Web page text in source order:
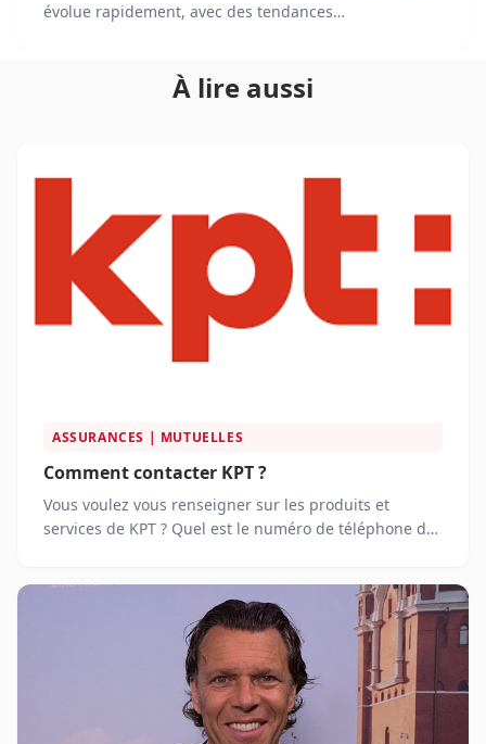
évolue rapidement, avec des tendances
commerce occupent une place centrale dans l'achat
À lire aussi
ASSURANCES | MUTUELLES
Comment contacter KPT ?
Vous voulez vous renseigner sur les produits et
services de KPT ? Quel est le numéro de téléphone du